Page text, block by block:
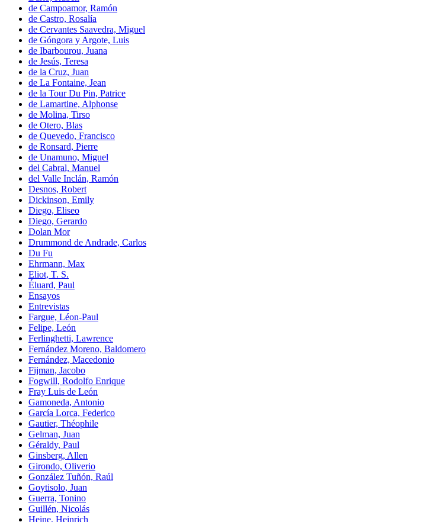
de Campoamor, Ramón
de Castro, Rosalía
de Cervantes Saavedra, Miguel
de Góngora y Argote, Luis
de Ibarbourou, Juana
de Jesús, Teresa
de la Cruz, Juan
de La Fontaine, Jean
de la Tour Du Pin, Patrice
de Lamartine, Alphonse
de Molina, Tirso
de Otero, Blas
de Quevedo, Francisco
de Ronsard, Pierre
de Unamuno, Miguel
del Cabral, Manuel
del Valle Inclán, Ramón
Desnos, Robert
Dickinson, Emily
Diego, Eliseo
Diego, Gerardo
Dolan Mor
Drummond de Andrade, Carlos
Du Fu
Ehrmann, Max
Eliot, T. S.
Éluard, Paul
Ensayos
Entrevistas
Fargue, Léon-Paul
Felipe, León
Ferlinghetti, Lawrence
Fernández Moreno, Baldomero
Fernández, Macedonio
Fijman, Jacobo
Fogwill, Rodolfo Enrique
Fray Luis de León
Gamoneda, Antonio
García Lorca, Federico
Gautier, Théophile
Gelman, Juan
Géraldy, Paul
Ginsberg, Allen
Girondo, Oliverio
González Tuñón, Raúl
Goytisolo, Juan
Guerra, Tonino
Guillén, Nicolás
Heine, Heinrich